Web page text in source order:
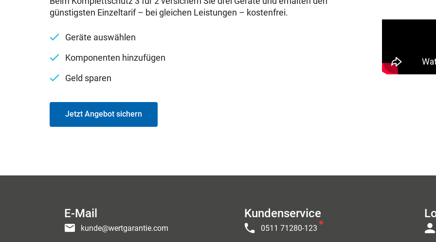
günstigsten Einzeltarif – bei gleichen Leistungen – kostenfrei.
Geräte auswählen
Komponenten hinzufügen
Geld sparen
Jetzt Angebot sichern
E-Mail
kunde@wertgarantie.com
Kundenservice
0511 71280-123